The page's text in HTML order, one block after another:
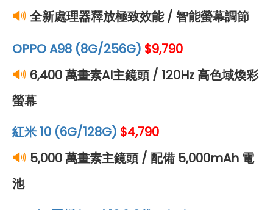
🔊 全新處理器釋放極致效能 / 智能螢幕調節
OPPO A98 (8G/256G) $9,790
🔊 6,400 萬畫素AI主鏡頭 / 120Hz 高色域煥彩
螢幕
紅米 10 (6G/128G) $4,790
🔊 5,000 萬畫素主鏡頭 / 配備 5,000mAh 電
池